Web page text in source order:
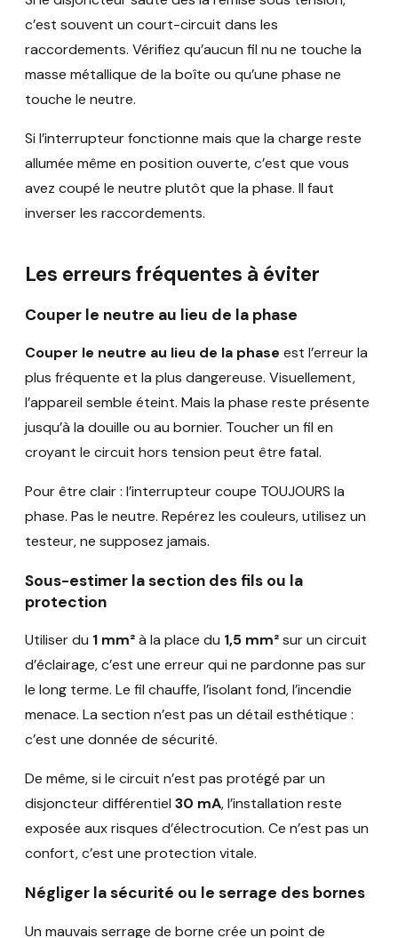
c’est souvent un court-circuit dans les
raccordements. Vérifiez qu’aucun fil nu ne touche la
masse métallique de la boîte ou qu’une phase ne
touche le neutre.
Si l’interrupteur fonctionne mais que la charge reste
allumée même en position ouverte, c’est que vous
avez coupé le neutre plutôt que la phase. Il faut
inverser les raccordements.
Les erreurs fréquentes à éviter
Couper le neutre au lieu de la phase
Couper le neutre au lieu de la phase est l’erreur la
plus fréquente et la plus dangereuse. Visuellement,
l’appareil semble éteint. Mais la phase reste présente
jusqu’à la douille ou au bornier. Toucher un fil en
croyant le circuit hors tension peut être fatal.
Pour être clair : l’interrupteur coupe TOUJOURS la
phase. Pas le neutre. Repérez les couleurs, utilisez un
testeur, ne supposez jamais.
Sous-estimer la section des fils ou la
protection
Utiliser du 1 mm²à la place du 1,5 mm²sur un circuit
d’éclairage, c’est une erreur qui ne pardonne pas sur
le long terme. Le fil chauffe, l’isolant fond, l’incendie
menace. La section n’est pas un détail esthétique :
c’est une donnée de sécurité.
De même, si le circuit n’est pas protégé par un
disjoncteur différentiel 30 mA, l’installation reste
exposée aux risques d’électrocution. Ce n’est pas un
confort, c’est une protection vitale.
Négliger la sécurité ou le serrage des bornes
Un mauvais serrage de borne crée un point de